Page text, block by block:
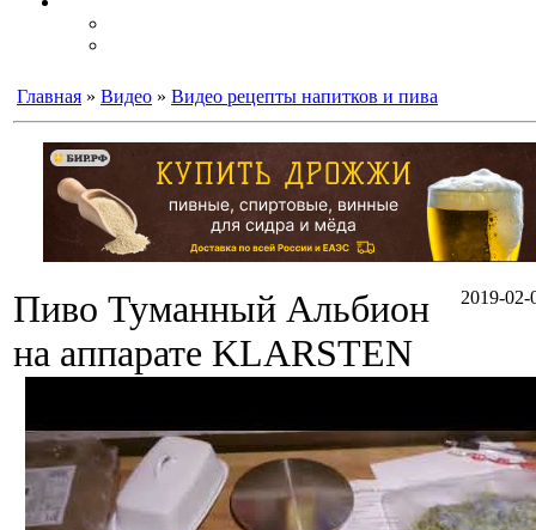
Главная » Видео » Видео рецепты напитков и пива
2019-02-
Пиво Туманный Альбион
на аппарате KLARSTEN